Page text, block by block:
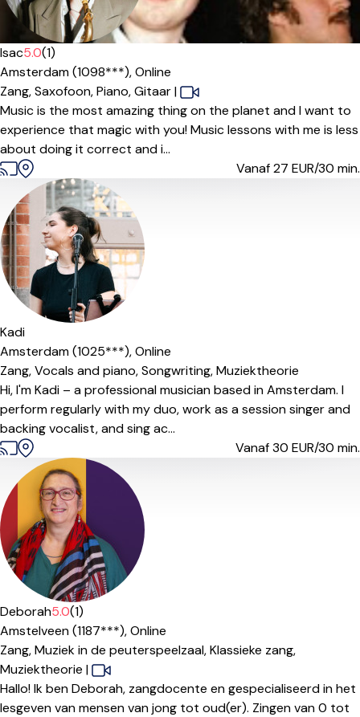
Isac5.0(1)
Amsterdam (1098***),Online
Zang,Saxofoon,Piano,Gitaar|
Music is the most amazing thing on the planet and I want to
experience that magic with you! Music lessons with me is less
about doing it correct and i...
Vanaf 27 EUR/30 min.
Kadi
Amsterdam (1025***),Online
Zang,Vocals and piano,Songwriting,Muziektheorie
Hi, I'm Kadi – a professional musician based in Amsterdam. I
perform regularly with my duo, work as a session singer and
backing vocalist, and sing ac...
Vanaf 30 EUR/30 min.
Deborah5.0(1)
Amstelveen (1187***),Online
Zang,Muziek in de peuterspeelzaal,Klassieke zang,
Muziektheorie |
Hallo! Ik ben Deborah, zangdocente en gespecialiseerd in het
lesgeven van mensen van jong tot oud(er). Zingen van 0 tot